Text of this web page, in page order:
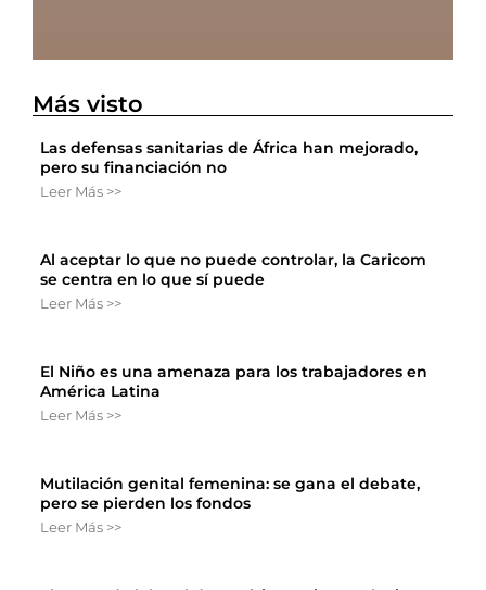
Más visto
Las defensas sanitarias de África han mejorado,
pero su financiación no
Leer Más >>
Al aceptar lo que no puede controlar, la Caricom
se centra en lo que sí puede
Leer Más >>
El Niño es una amenaza para los trabajadores en
América Latina
Leer Más >>
Mutilación genital femenina: se gana el debate,
pero se pierden los fondos
Leer Más >>